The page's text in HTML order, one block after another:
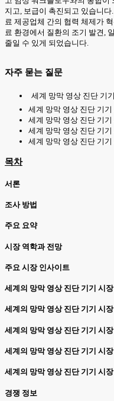
지고, 보급이 촉진되고 있습니
료 제공업체 간의 협력 체제가
료 환경에서 질환의 조기 발견,
줄일 수 있게 되었습니다.
자주 묻는 질문
세계 망막 영상 진단 기
세계 망막 영상 진단 기
세계 망막 영상 진단 기
세계 망막 영상 진단 기
세계 망막 영상 진단 기
목차
서론
조사 방법
주요 요약
시장 역학과 전망
주요 시장 인사이트
세계의 망막 영상 진단 기기 시
세계의 망막 영상 진단 기기 시
세계의 망막 영상 진단 기기 시
세계의 망막 영상 진단 기기 시
세계의 망막 영상 진단 기기 시
경쟁 정보